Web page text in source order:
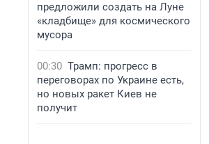
предложили создать на Луне
«кладбище» для космического
мусора
00:30 Трамп: прогресс в
переговорах по Украине есть,
но новых ракет Киев не
получит